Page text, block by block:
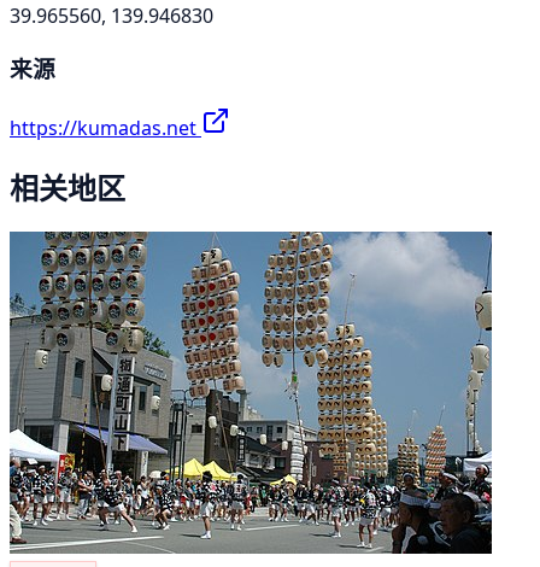
39.965560, 139.946830
来源
https://kumadas.net
相关地区